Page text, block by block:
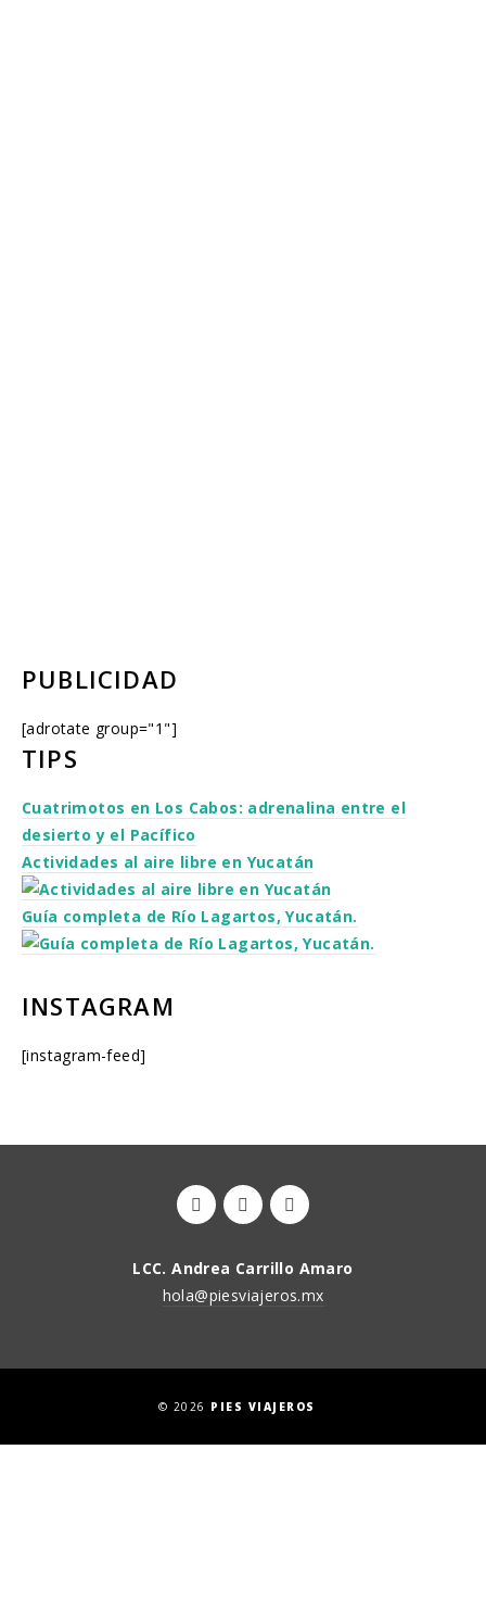
PUBLICIDAD
[adrotate group="1"]
TIPS
Cuatrimotos en Los Cabos: adrenalina entre el
desierto y el Pacífico
Actividades al aire libre en Yucatán
Guía completa de Río Lagartos, Yucatán.
INSTAGRAM
[instagram-feed]
LCC. Andrea Carrillo Amaro
hola@piesviajeros.mx
© 2026 PIES VIAJEROS